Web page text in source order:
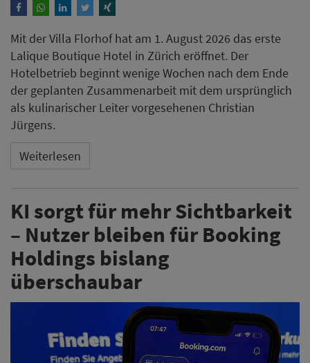
Mit der Villa Florhof hat am 1. August 2026 das erste
Lalique Boutique Hotel in Zürich eröffnet. Der
Hotelbetrieb beginnt wenige Wochen nach dem Ende
der geplanten Zusammenarbeit mit dem ursprünglich
als kulinarischer Leiter vorgesehenen Christian
Jürgens.
Weiterlesen
KI sorgt für mehr Sichtbarkeit
– Nutzer bleiben für Booking
Holdings bislang
überschaubar